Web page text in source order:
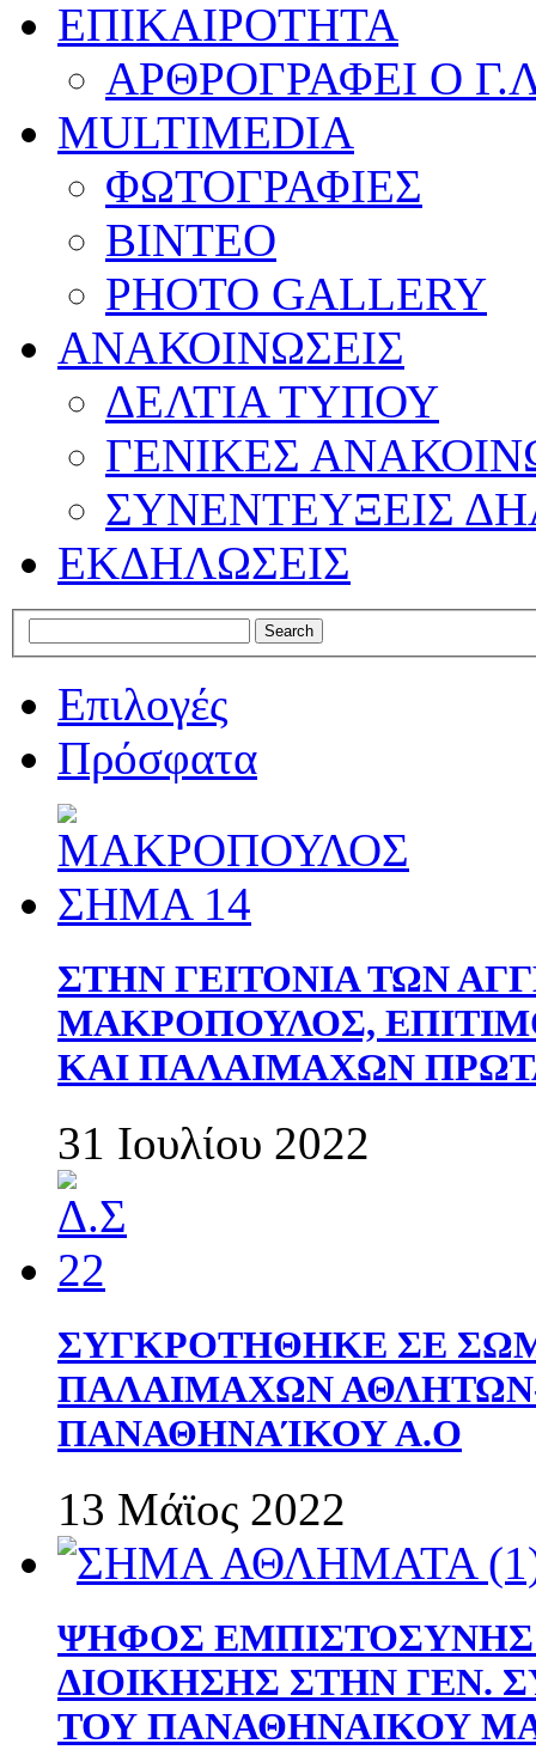
ΕΠΙΚΑΙΡΟΤΗΤΑ
ΑΡΘΡΟΓΡΑΦΕΙ Ο
MULTIMEDIA
ΦΩΤΟΓΡΑΦΙΕΣ
ΒΙΝΤΕΟ
PHOTO GALLERY
ΑΝΑΚΟΙΝΩΣΕΙΣ
ΔΕΛΤΙΑ ΤΥΠΟΥ
ΓΕΝΙΚΕΣ
ΣΥΝΕΝΤΕΥΞΕΙΣ
ΕΚΔΗΛΩΣΕΙΣ
Επιλογές
Πρόσφατα
ΣΤΗΝ ΓΕΙΤΟΝΙΑ ΤΩΝ
ΜΑΚΡΟΠΟΥΛΟΣ,
ΚΑΙ ΠΑΛΑΙΜΑΧΩΝ
31 Ιουλίου 2022
ΣΥΓΚΡΟΤΗΘΗΚΕ ΣΕ
ΠΑΛΑΙΜΑΧΩΝ
ΠΑΝΑΘΗΝΑΊΚΟΥ Α.Ο
13 Μάϊος 2022
ΨΗΦΟΣ
ΔΙΟΙΚΗΣΗΣ ΣΤΗΝ ΓΕΝ.
ΤΟΥ ΠΑΝΑΘΗΝΑΙΚΟΥ